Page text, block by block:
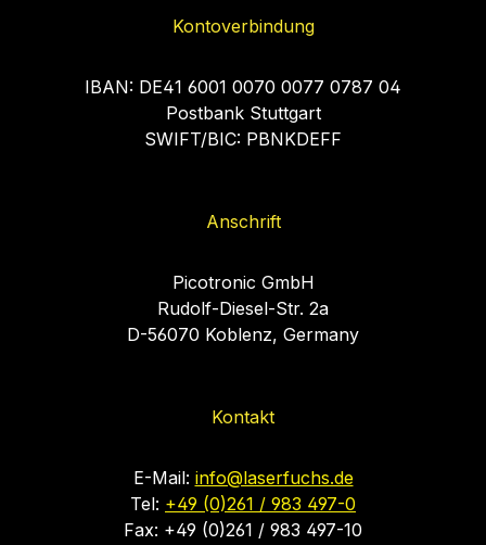
Kontoverbindung
IBAN: DE41 6001 0070 0077 0787 04
Postbank Stuttgart
SWIFT/BIC: PBNKDEFF
Anschrift
Picotronic GmbH
Rudolf-Diesel-Str. 2a
D-56070 Koblenz, Germany
Kontakt
E-Mail: info@laserfuchs.de
Tel: +49 (0)261 / 983 497-0
Fax: +49 (0)261 / 983 497-10